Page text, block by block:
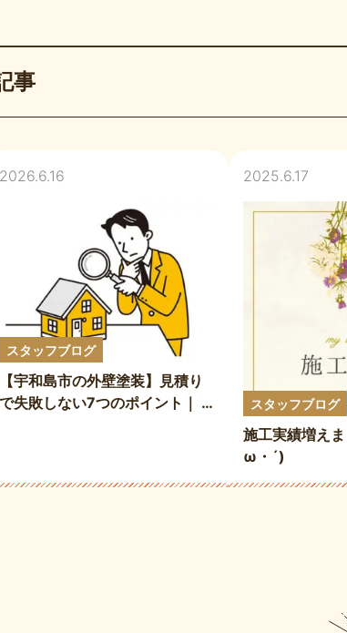
事
2026.6.16
スタッフブログ
【宇和島市の外壁塗装】見積り
で失敗しない7つのポイント｜ 2
2025.6.17
スタッフブログ
施工実績増え
ω・´)ゞ